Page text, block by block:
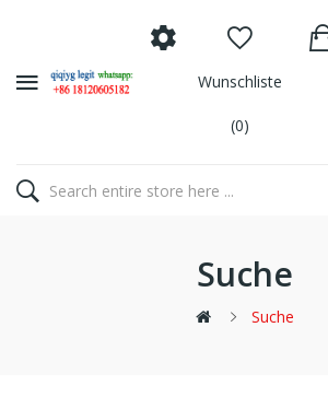
Wunschliste
(0)
Suche
Suche